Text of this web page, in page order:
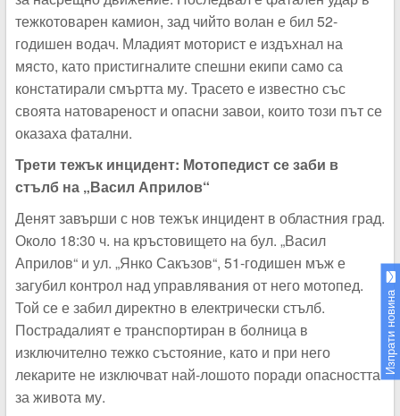
тежкотоварен камион, зад чийто волан е бил 52-
годишен водач. Младият моторист е издъхнал на
място, като пристигналите спешни екипи само са
констатирали смъртта му. Трасето е известно със
своята натовареност и опасни завои, които този път се
оказаха фатални.
Трети тежък инцидент: Мотопедист се заби в
стълб на „Васил Априлов“
Денят завърши с нов тежък инцидент в областния град.
Около 18:30 ч. на кръстовището на бул. „Васил
Априлов“ и ул. „Янко Сакъзов“, 51-годишен мъж е
загубил контрол над управлявания от него мотопед.
Той се е забил директно в електрически стълб.
Пострадалият е транспортиран в болница в
изключително тежко състояние, като и при него
лекарите не изключват най-лошото поради опасността
за живота му.
Изпрати новина